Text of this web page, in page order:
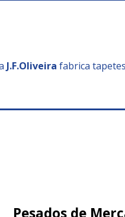
J.F.Oliveira fabrica
Pesados de